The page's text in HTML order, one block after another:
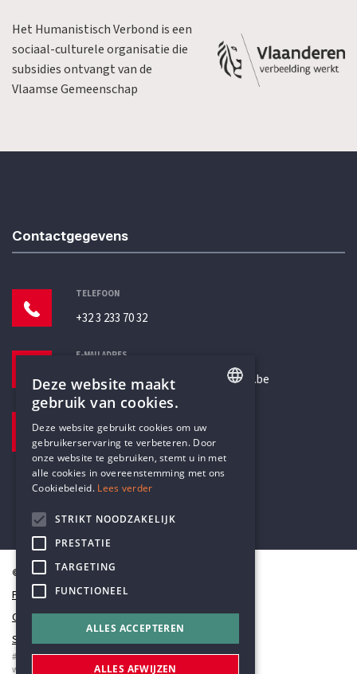
Het Humanistisch Verbond is een
sociaal-culturele organisatie die
subsidies ontvangt van de
Vlaamse Gemeenschap
Contactgegevens
TELEFOON
+32 3 233 70 32
E-MAILADRES
secretariaat@humanistischverbond.be
Pottenbrug 4
Antwerpen, 2000
© Humanistisch Verbond 2026
Privacy
Cookiestatement
Sitemap
#codedwithlove byCodelines
webapplicaties
mobiele apps&maatwerk websites
DUTCH
Deze website maakt
gebruik van cookies.
Deze website gebruikt cookies om uw
gebruikerservaring te verbeteren. Door
onze website te gebruiken, stemt u in met
alle cookies in overeenstemming met ons
Cookiebeleid. Lees verder
STRIKT NOODZAKELIJK
PRESTATIE
TARGETING
FUNCTIONEEL
ALLES ACCEPTEREN
ALLES AFWIJZEN